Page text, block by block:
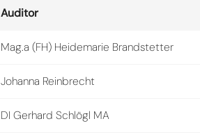
Auditor
Mag.a (FH) Heidemarie Brandstetter
Johanna Reinbrecht
DI Gerhard Schlögl MA